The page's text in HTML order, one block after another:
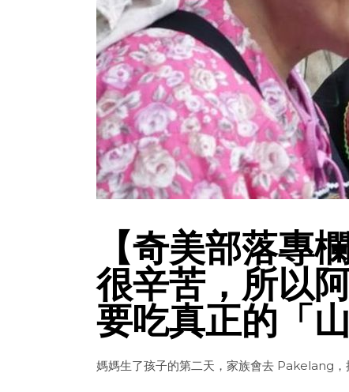
【奇美部落專
很辛苦，所以
要吃真正的「
媽媽生了孩子的第二天，家族會去 Pakelang